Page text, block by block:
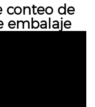
conteo de
embalaje